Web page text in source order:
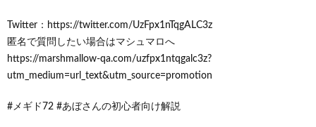
Twitter：https://twitter.com/UzFpx1nTqgALC3z
匿名で質問したい場合はマシュマロへ
https://marshmallow-qa.com/uzfpx1ntqgalc3z?
utm_medium=url_text&utm_source=promotion
#メギド72 #あぼさんの初心者向け解説